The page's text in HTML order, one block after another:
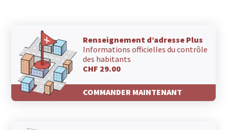
Renseignement d’adresse Plus
Informations officielles du contrôle
des habitants
CHF 29.00
COMMANDER MAINTENANT